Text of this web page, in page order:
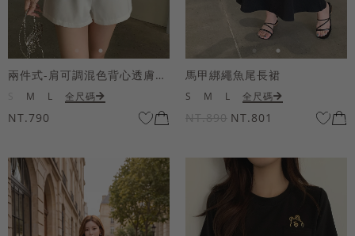
兩件式-肩可調混色背心透膚上衣套組
M L 全尺碼
NT.790
馬甲綁繩魚尾長裙
S M L 全尺碼
NT.890 NT.801